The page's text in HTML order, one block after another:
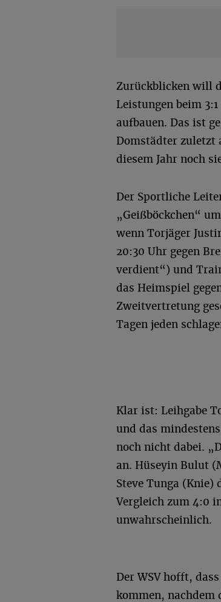
Zurückblicken will
Leistungen beim
aufbauen. Das ist
Domstädter zuletzt
diesem Jahr noch
Der Sportliche
„Geißböckchen“
wenn Torjäger
20:30 Uhr gegen
verdient“) und
das Heimspiel
Zweitvertretung
Tagen jeden
Klar ist: Leihgabe
und das
noch nicht dabei.
an. Hüseyin Bulut
Steve Tunga
Vergleich zum 4:0
unwahrscheinlich.
Der WSV hofft,
kommen, nachdem